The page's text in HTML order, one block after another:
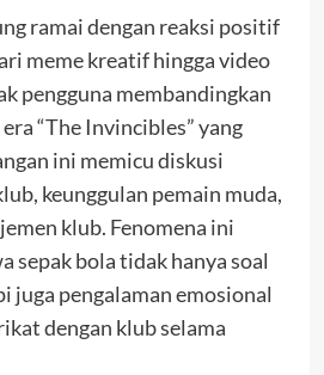
ramai dengan reaksi positif
meme kreatif hingga video
pengguna membandingkan
“The Invincibles” yang
ini memicu diskusi
keunggulan pemain muda,
klub. Fenomena ini
sepak bola tidak hanya soal
juga pengalaman emosional
dengan klub selama